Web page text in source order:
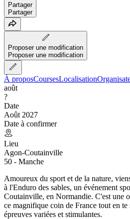
Partager
Partager
Proposer une modification
Proposer une modification
À proposCoursesLocalisation
août
?
Date
Août 2027
Date à confirmer
Lieu
Agon-Coutainville
50 - Manche
Amoureux du sport et de la nature,
à l'Enduro des sables, un événement
Coutainville, en Normandie. C'est une
ce magnifique coin de France tout en te
épreuves variées et stimulantes.